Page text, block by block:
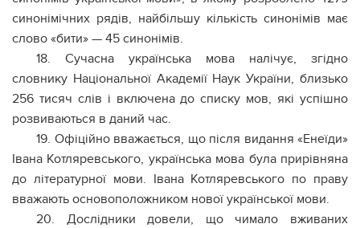
синонімічних рядів, найбільшу кількість синонімів має
слово «бити» — 45 синонімів.
18. Сучасна українська мова налічує, згідно
словнику Національної Академії Наук України, близько
256 тисяч слів і включена до списку мов, які успішно
розвиваються в даний час.
19. Офіційно вважається, що після видання «Енеїди»
Івана Котляревського, українська мова була прирівняна
до літературної мови. Івана Котляревського по праву
вважають основоположником нової української мови.
20. Дослідники довели, що чимало вживаних